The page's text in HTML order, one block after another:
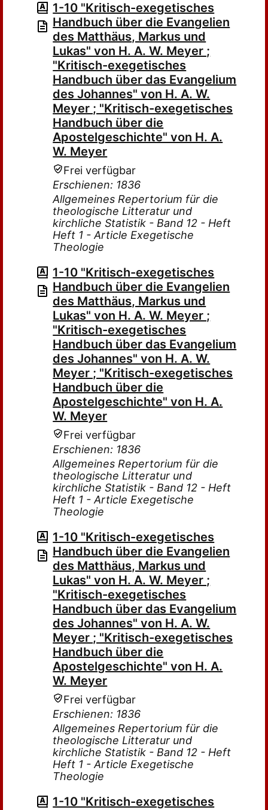
1-10 "Kritisch-exegetisches
Handbuch über die Evangelien
des Matthäus, Markus und
Lukas" von H. A. W. Meyer ;
"Kritisch-exegetisches
Handbuch über das Evangelium
des Johannes" von H. A. W.
Meyer ; "Kritisch-exegetisches
Handbuch über die
Apostelgeschichte" von H. A.
W. Meyer
Frei verfügbar
Erschienen: 1836
Allgemeines Repertorium für die
theologische Litteratur und
kirchliche Statistik - Band 12 - Heft
Heft 1 - Article Exegetische
Theologie
1-10 "Kritisch-exegetisches
Handbuch über die Evangelien
des Matthäus, Markus und
Lukas" von H. A. W. Meyer ;
"Kritisch-exegetisches
Handbuch über das Evangelium
des Johannes" von H. A. W.
Meyer ; "Kritisch-exegetisches
Handbuch über die
Apostelgeschichte" von H. A.
W. Meyer
Frei verfügbar
Erschienen: 1836
Allgemeines Repertorium für die
theologische Litteratur und
kirchliche Statistik - Band 12 - Heft
Heft 1 - Article Exegetische
Theologie
1-10 "Kritisch-exegetisches
Handbuch über die Evangelien
des Matthäus, Markus und
Lukas" von H. A. W. Meyer ;
"Kritisch-exegetisches
Handbuch über das Evangelium
des Johannes" von H. A. W.
Meyer ; "Kritisch-exegetisches
Handbuch über die
Apostelgeschichte" von H. A.
W. Meyer
Frei verfügbar
Erschienen: 1836
Allgemeines Repertorium für die
theologische Litteratur und
kirchliche Statistik - Band 12 - Heft
Heft 1 - Article Exegetische
Theologie
1-10 "Kritisch-exegetisches